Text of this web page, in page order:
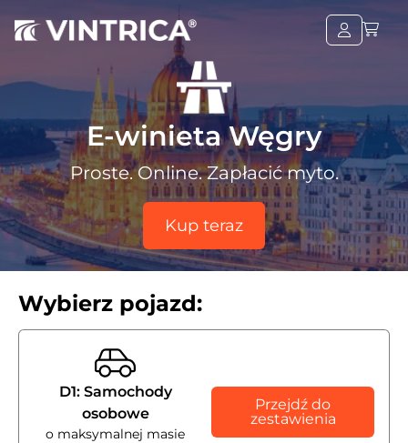
E-winieta Węgry
Proste. Online. Zapłacić myto.
Kup teraz
Wybierz pojazd:
D1: Samochody
osobowe
o maksymalnej masie
Przejdź do
zestawienia